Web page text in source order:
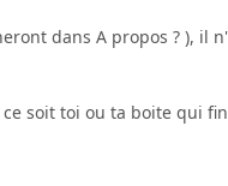
dans A propos ? ), il
soit toi ou ta boite qui